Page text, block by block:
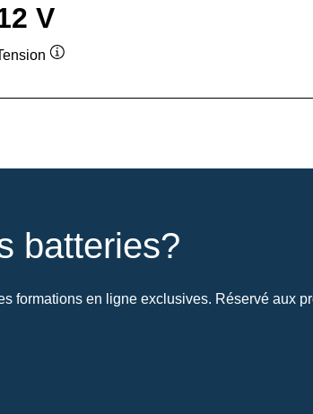
V
batteries?
formations en ligne exclusives. Réservé aux